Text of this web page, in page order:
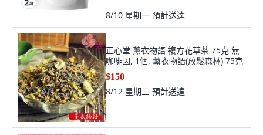
8/10 星期一 預計送達
正心堂 薰衣物語 複方花草茶 75克 無
咖啡因, 1個, 薰衣物語(放鬆森林) 75克
$150
8/12 星期三 預計送達